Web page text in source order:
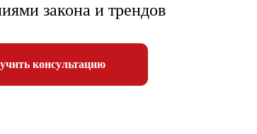
закона и трендов
консультацию